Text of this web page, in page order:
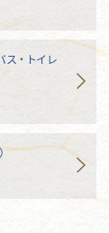
ス・トイレ